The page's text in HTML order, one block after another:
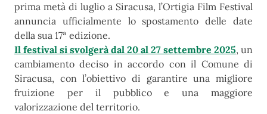
prima metà di luglio a Siracusa, l’Ortigia Film Festival
annuncia ufficialmente lo spostamento delle date
della sua 17ª edizione.
Il festival si svolgerà dal 20 al 27 settembre 2025, un
cambiamento deciso in accordo con il Comune di
Siracusa, con l’obiettivo di garantire una migliore
fruizione per il pubblico e una maggiore
valorizzazione del territorio.